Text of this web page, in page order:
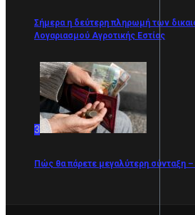
Σήμερα η δεύτερη πληρωμή των
Λογαριασμού Αγροτικής Εστίας
3
Πώς θα πάρετε μεγαλύτερη σύνταξη –